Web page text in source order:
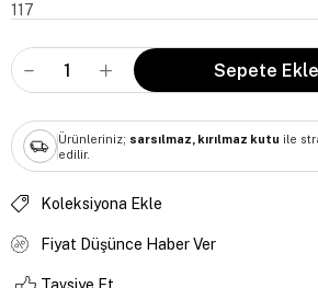
117
Ürünleriniz; sarsılmaz, kırılmaz kutu ile
edilir.
Koleksiyona Ekle
Fiyat Düşünce Haber Ver
Tavsiye Et